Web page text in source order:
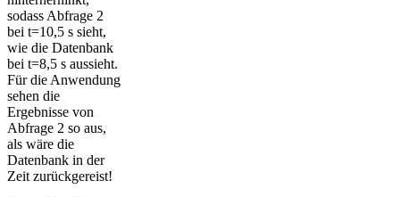
sodass Abfrage 2
bei t=10,5 s sieht,
wie die Datenbank
bei t=8,5 s aussieht.
Für die Anwendung
sehen die
Ergebnisse von
Abfrage 2 so aus,
als wäre die
Datenbank in der
Zeit zurückgereist!